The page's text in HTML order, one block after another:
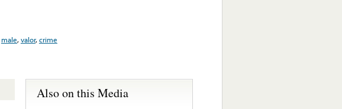
male,valor,crime
Also on this Media